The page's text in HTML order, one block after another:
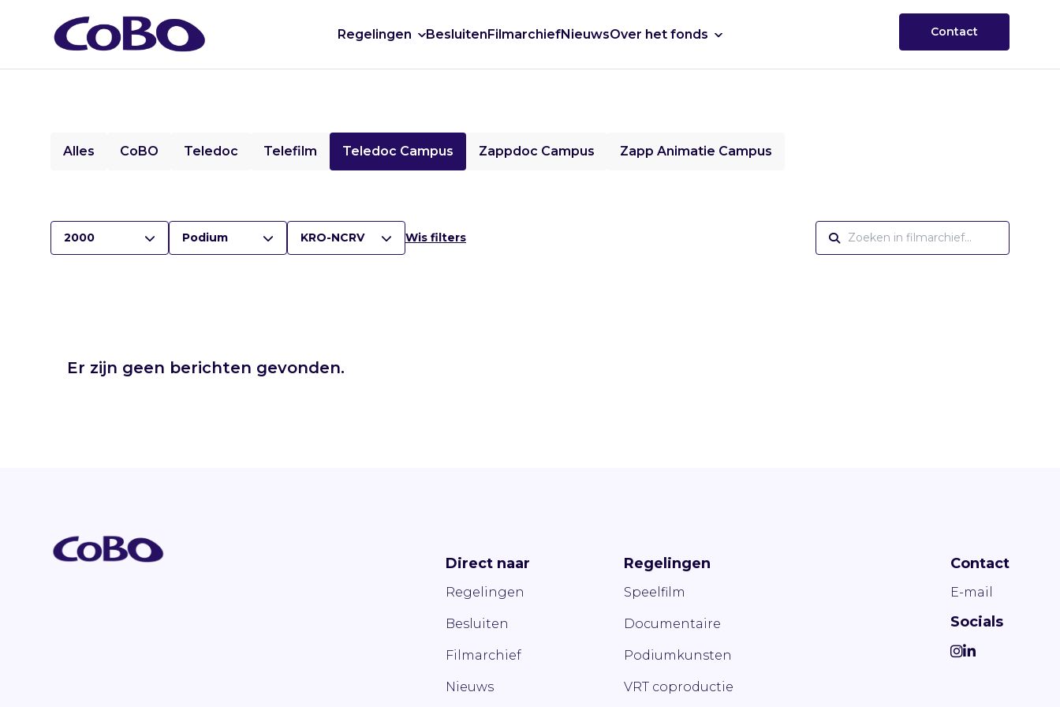
Regelingen BesluitenFilmarchiefNieuwsOver het fonds Contact
Alles CoBO Teledoc Telefilm Teledoc Campus Zappdoc Campus Zapp Animatie Campus
2000 Podium KRO-NCRV Wis filters
Er zijn geen berichten gevonden.
Direct naar
Regelingen
Besluiten
Filmarchief
Nieuws
Regelingen
Speelfilm
Documentaire
Podiumkunsten
VRT coproductie
Contact
E-mail
Socials